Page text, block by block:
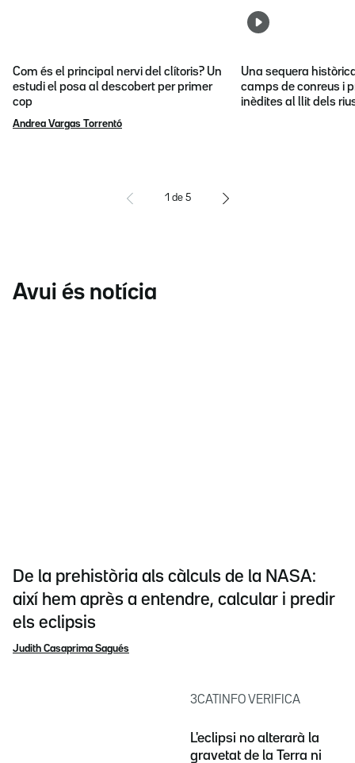
Com és el principal nervi del clítoris? Un
estudi el posa al descobert per primer
cop
Andrea Vargas Torrentó
Una sequera
camps de conreus i
inèdites al llit dels
1 de 5
Avui és notícia
De la prehistòria als càlculs de la NASA:
així hem après a entendre, calcular i predir
els eclipsis
Judith Casaprima Sagués
3CATINFO VERIFICA
L'eclipsi no alterarà la
gravetat de la Terra ni